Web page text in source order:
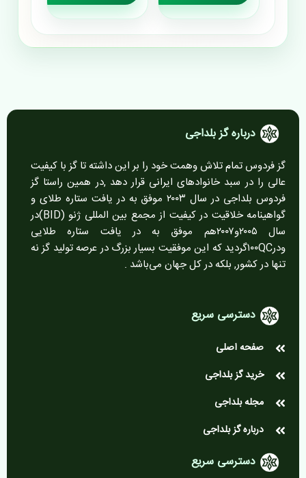
درباره گز بلداجی
گز فردوس تمام تلاش وهمت خود را بر این داشته تا گز با کیفیت
عالی را در سبد خانوادهای ایرانی قرار دهد ,در همین راستا گز
فردوس بلداجی در سال ۲۰۰۳ موفق به در یافت ستاره طلای و
گواهینامه خلاقیت در کیفیت از مجمع بین المللی ژنو (BID)در
سال ۲۰۰۵و۲۰۰۷هم موفق به در یافت ستاره طلایی
ودر۱۰۰QCگردید که این موفقیت بسیار بزرگ در عرصه تولید گز نه
تنها در کشور, بلکه در کل جهان می‌باشد .
دسترسی سریع
صفحه اصلی
خرید گز بلداجی
مجله بلداجی
درباره گز بلداجی
دسترسی سریع